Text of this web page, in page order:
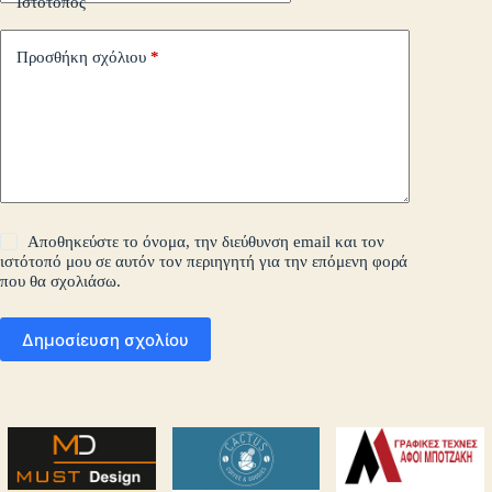
Προσθήκη σχόλιου *
Αποθηκεύστε το όνομα, την διεύθυνση email και τον
ιστότοπό μου σε αυτόν τον περιηγητή για την επόμενη φορά
που θα σχολιάσω.
Δημοσίευση σχολίου